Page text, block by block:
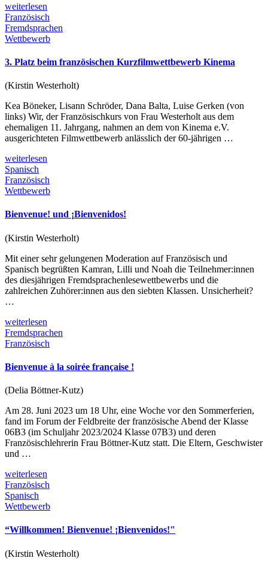
weiterlesen
Französisch
Fremdsprachen
Wettbewerb
3. Platz beim französischen Kurzfilmwettbewerb Kinema
(Kirstin Westerholt)
Kea Böneker, Lisann Schröder, Dana Balta, Luise Gerken (von
links) Wir, der Französischkurs von Frau Westerholt aus dem
ehemaligen 11. Jahrgang, nahmen an dem von Kinema e.V.
ausgerichteten Filmwettbewerb anlässlich der 60-jährigen …
weiterlesen
Spanisch
Französisch
Wettbewerb
Bienvenue! und ¡Bienvenidos!
(Kirstin Westerholt)
Mit einer sehr gelungenen Moderation auf Französisch und
Spanisch begrüßten Kamran, Lilli und Noah die Teilnehmer:innen
des diesjährigen Fremdsprachenlesewettbewerbs und die
zahlreichen Zuhörer:innen aus den siebten Klassen. Unsicherheit?
…
weiterlesen
Fremdsprachen
Französisch
Bienvenue à la soirée française !
(Delia Böttner-Kutz)
Am 28. Juni 2023 um 18 Uhr, eine Woche vor den Sommerferien,
fand im Forum der Feldbreite der französische Abend der Klasse
06B3 (im Schuljahr 2023/2024 Klasse 07B3) und deren
Französischlehrerin Frau Böttner-Kutz statt. Die Eltern, Geschwister
und …
weiterlesen
Französisch
Spanisch
Wettbewerb
“Willkommen! Bienvenue! ¡Bienvenidos!"
(Kirstin Westerholt)